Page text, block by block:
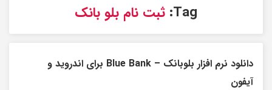
Tag: ثبت نام بلو بانک
دانلود نرم افزار بلوبانک – Blue Bank برای اندروید و
آیفون